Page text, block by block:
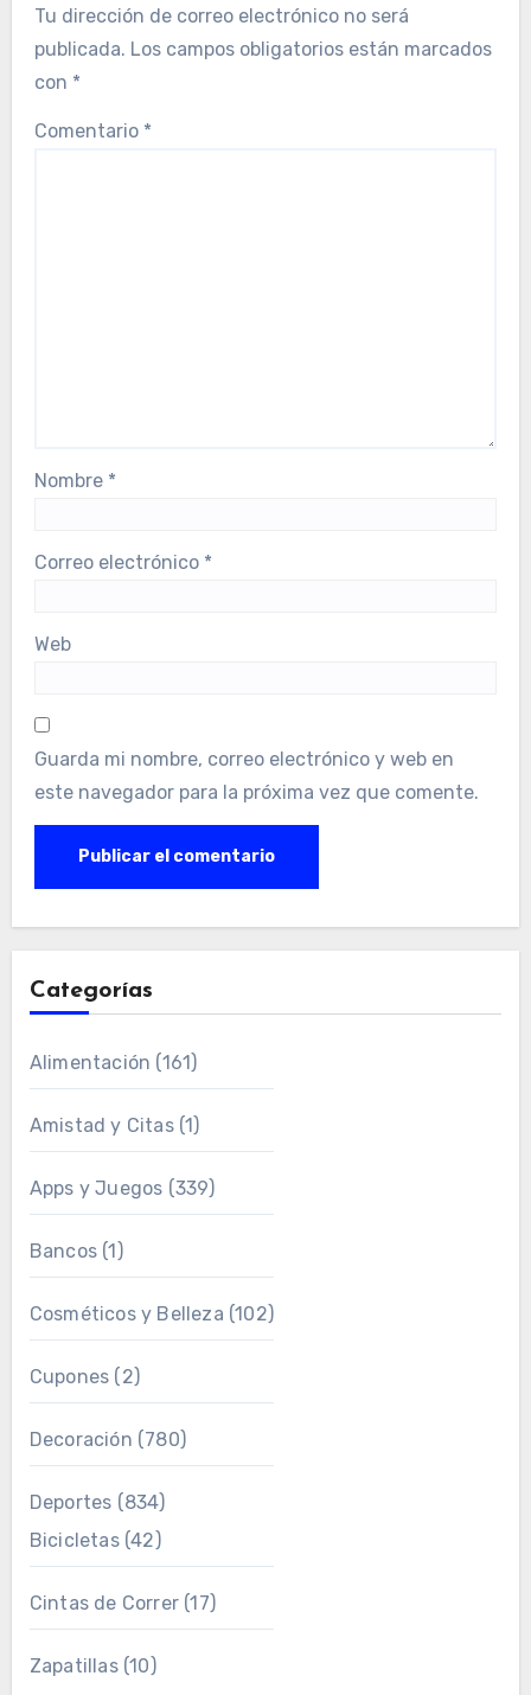
Tu dirección de correo electrónico no será
publicada. Los campos obligatorios están marcados
con *
Comentario *
Nombre *
Correo electrónico *
Web
Guarda mi nombre, correo electrónico y web en
este navegador para la próxima vez que comente.
Categorías
Alimentación (161)
Amistad y Citas(1)
Apps y Juegos (339)
Bancos(1)
Cosméticos y Belleza (102)
Cupones (2)
Decoración (780)
Deportes (834)
Bicicletas(42)
Cintas de Correr(17)
Zapatillas(10)